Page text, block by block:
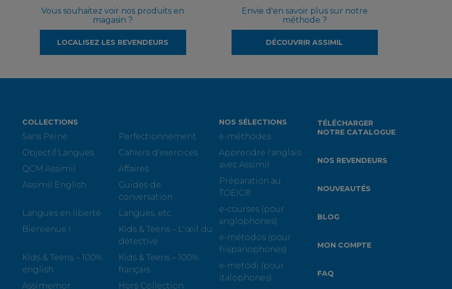
Vous souhaitez voir nos produits en
magasin ?
LOCALISEZ LES REVENDEURS
Envie d'en savoir plus sur notre
méthode ?
DÉCOUVRIR ASSIMIL
COLLECTIONS
Sans Peine
Perfectionnement
Objectif Langues
Cahiers d'exercices
QCM Assimil
Affaires
Assimil English
Guides de
conversation
Langues en liberté
Langues, etc.
Bienvenue !
Kids & Teens – L'œil du
détective
Kids & Teens – 100%
english
Kids & Teens – 100%
français
Assimemor
Hors Collection
NOS SÉLECTIONS
e-méthodes
Apprendre l'anglais
avec Assimil
Préparation au
TOEIC®
e-courses (pour
anglophones)
e-métodos (pour
hispanophones)
e-metodi (pour
italophones)
TÉLÉCHARGER
NOTRE CATALOGUE
NOS REVENDEURS
NOUVEAUTÉS
BLOG
MON COMPTE
FAQ